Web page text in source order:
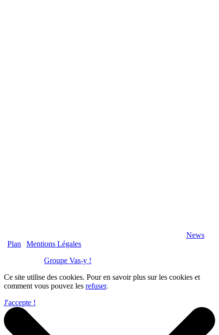
News
Plan
Mentions Légales
Groupe Vas-y !
Ce site utilise des cookies. Pour en savoir plus sur les cookies et
comment vous pouvez les refuser.
J'accepte !